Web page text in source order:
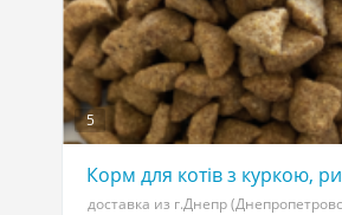
5
Корм для котів з куркою,
доставка из г.Днепр